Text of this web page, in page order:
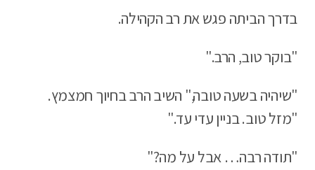
בדרך הביתה פגש את רב הקהילה.
"בוקר טוב, הרב."
"שיהיה בשעה טובה," השיב הרב בחיוך חמצמץ.
"מזל טוב. בניין עדי עד."
"תודה רבה… אבל על מה?"